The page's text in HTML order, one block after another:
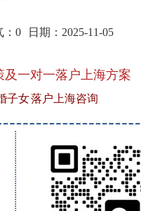
0 日期：2025-11-05
一对一落户上海方案
子女 落户上海咨询